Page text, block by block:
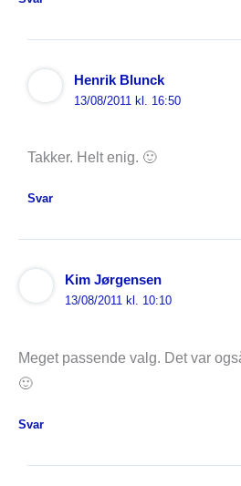
Henrik Blunck
13/08/2011 kl. 16:50
Takker. Helt enig. 🙂
Svar
Kim Jørgensen
13/08/2011 kl. 10:10
Meget passende valg. Det var
🙂
Svar